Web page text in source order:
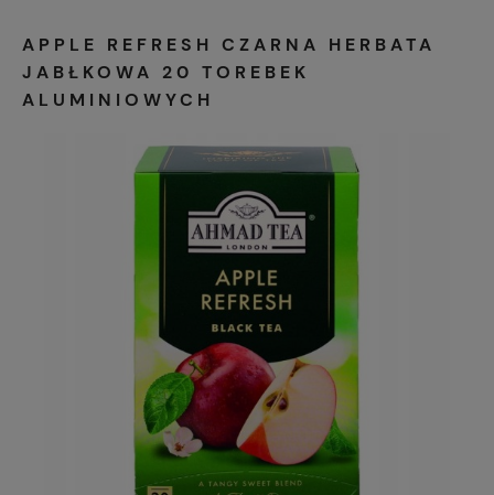
APPLE REFRESH CZARNA HERBATA
JABŁKOWA 20 TOREBEK
ALUMINIOWYCH